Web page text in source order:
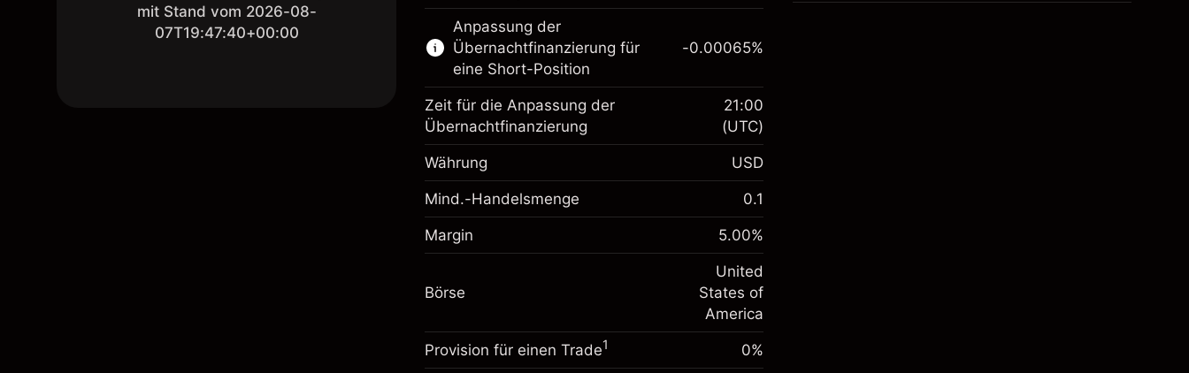
mit Stand vom 2026-08-
07T19:47:40+00:00
CFDs
Margin. Ihre Investition
$1,000.00
Anpassung der
Übernachtfinanzierung
Gebühren aus fremdfinanzierten
Positionswert
-0.021568
Positionsgröße mit Hebelwirkung
Geld aus Hebelwirkung ~ $$19,000.00
Anpassung der
Übernachtfinanzierung für
eine Short-Position
Margin. Ihre Investition
$1,000.00
Positionswert
-0.000654
Positionsgröße mit Hebelwirkung
-0.00065%
Zeit für die Anpassung der
Übernachtfinanzierung
21:00
(UTC)
Währung USD
Mind.-Handelsmenge 0.1
Margin 5.00%
Börse
United
States of
America
Provision für einen Trade1 0%